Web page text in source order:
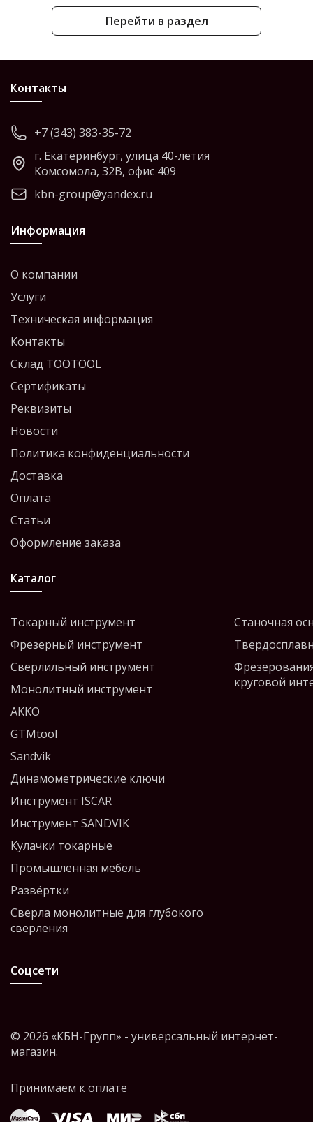
Перейти в раздел
Контакты
+7 (343) 383-35-72
г. Екатеринбург, улица 40-летия
Комсомола, 32В, офис 409
kbn-group@yandex.ru
Информация
О компании
Услуги
Техническая информация
Контакты
Склад TOOTOOL
Сертификаты
Реквизиты
Новости
Политика конфиденциальности
Доставка
Оплата
Статьи
Оформление заказа
Каталог
Токарный инструмент
Фрезерный инструмент
Сверлильный инструмент
Монолитный инструмент
AKKO
GTMtool
Sandvik
Динамометрические ключи
Инструмент ISCAR
Инструмент SANDVIK
Кулачки токарные
Промышленная мебель
Развёртки
Сверла монолитные для глубокого
сверления
Станочная
круговой
Соцсети
© 2026 «КБН-Групп» - универсальный интернет-
магазин.